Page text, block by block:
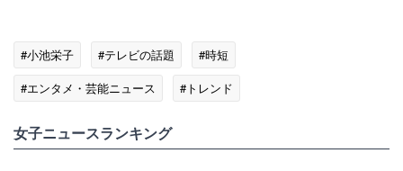
#小池栄子 #テレビの話題
#時短
#エンタメ・芸能ニュース
#トレンド
女子ニュースランキング